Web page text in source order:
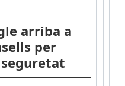
arriba a
per